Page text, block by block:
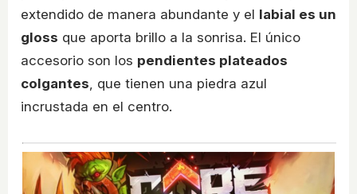
extendido de manera abundante y el labial es un
gloss que aporta brillo a la sonrisa. El único
accesorio son los pendientes plateados
colgantes , que tienen una piedra azul
incrustada en el centro.